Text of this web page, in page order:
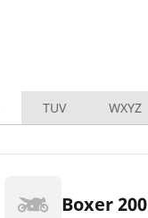
TUV WXYZ
Boxer 200